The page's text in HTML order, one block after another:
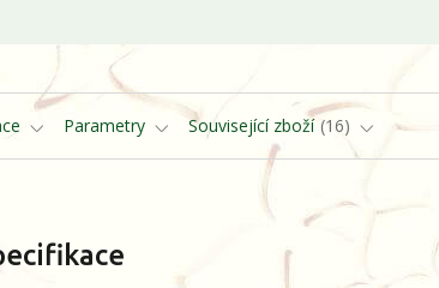
Parametry Související zboží 16